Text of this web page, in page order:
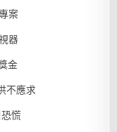
案
器
金
不應求
慌